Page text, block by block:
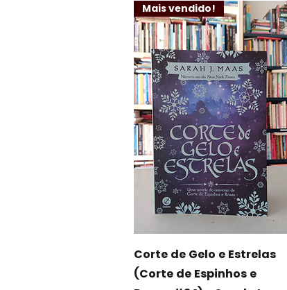
Visualização rápida
Mais vendido!
Corte de Gelo e Estrelas
(Corte de Espinhos e